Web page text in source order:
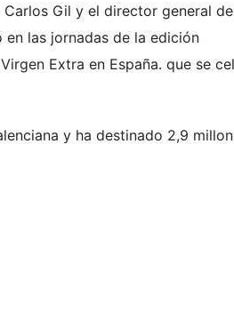
Gil y el director general de
en las jornadas de la edición
Extra en España. que se
y ha destinado 2,9